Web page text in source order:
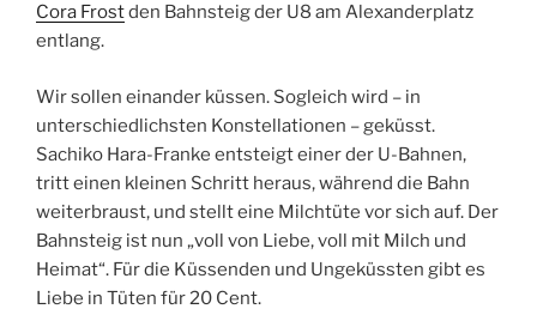
Cora Frostden Bahnsteig der U8 am Alexanderplatz
entlang.
Wir sollen einander küssen. Sogleich wird – in
unterschiedlichsten Konstellationen – geküsst.
Sachiko Hara-Franke entsteigt einer der U-Bahnen,
tritt einen kleinen Schritt heraus, während die Bahn
weiterbraust, und stellt eine Milchtüte vor sich auf. Der
Bahnsteig ist nun „voll von Liebe, voll mit Milch und
Heimat“. Für die Küssenden und Ungeküssten gibt es
Liebe in Tüten für 20 Cent.